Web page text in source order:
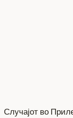
Случајот во